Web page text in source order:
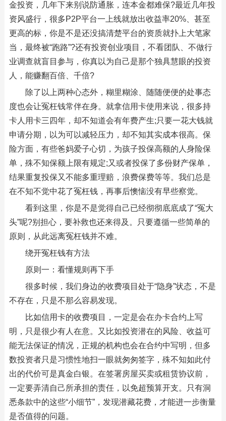
金投资，几年下来别说防通胀，连本金都难保?最近几年投
资风盛行，很多P2P平台一上线就放出收益率20%、甚至
更高的标，你是不是还没搞清楚平台的资质就扑上大笔家
当，最终被“跑路”?还有投资创业项目，不看团队、不做行
业调查就盲目参与，你真以为自己是那个独具慧眼的投资
人，能赚翻百倍、千倍?
除了以上两种心态外，糊里糊涂、随随便便的处事态
度也会让冤枉钱常伴在身。就拿信用卡使用来说，很多持
卡人用卡三四年，却不知道会有年费产生;只要一花大钱就
申请分期，以为可以减轻压力，却不知其实成本很高。保
险方面，有些爸妈爱子心切，为孩子投保高额的人身险保
单，殊不知保额上限有规定;又或者投保了多份财产保单，
结果重复投保又不能多重理赔，浪费保费等等。我们总是
在不知不觉中花了冤枉钱，再事后懊恼没有早些察觉。
看到这里，你是不是觉得自己已经彻彻底底成了“冤大
头”呢?别担心，要补救也还来得及。只要遵循一些简单的
原则，从此远离冤枉钱并不难。
绕开冤枉钱有方法
原则一：看懂规则再下手
很多时候，我们身边的收费项目处于“隐身”状态，不是
不存在，只是不那么容易发现。
比如信用卡的收费项目，一定是会在办卡合约上写
明，只是很少有人在意。又比如投资潜在的风险、收益可
能无法保证的情况，正规的机构也会在合约中写明，但多
数投资者只是习惯性地扫一眼就匆匆签字，殊不知如此付
出的代价可是真金白银。在签署房屋买卖或租赁协议前，
一定要弄清自己所承担的责任，以免超预算开支。只有洞
悉条款中的这些“小细节”，发现潜藏花费，才能进一步衡量
是否值得的问题。